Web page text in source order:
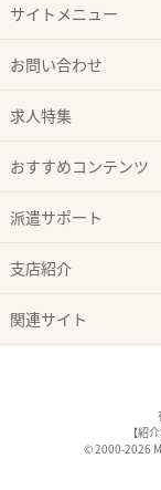
サイトメニュー
お問い合わせ
求人特集
おすすめコンテンツ
派遣サポート
支店紹介
関連サイト
【紹
© 2000-2026